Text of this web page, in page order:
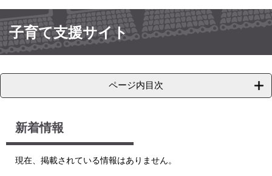
文
へ
文子育て支援サイト
ページ内目次
新着情報
現在、掲載されている情報はありません。